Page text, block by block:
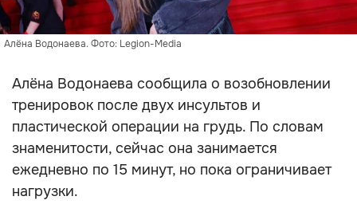
Алёна Водонаева. Фото: Legion-Media
Алёна Водонаева сообщила о возобновлении
тренировок после двух инсультов и
пластической операции на грудь. По словам
знаменитости, сейчас она занимается
ежедневно по 15 минут, но пока ограничивает
нагрузки.